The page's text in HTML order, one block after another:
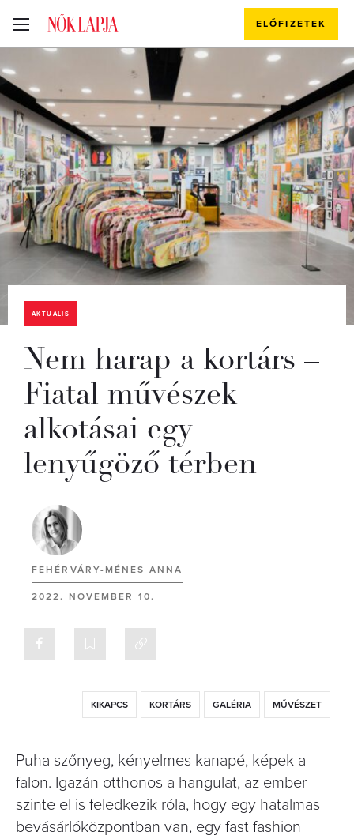
ELŐFIZETEK
AKTUÁLIS
Nem harap a kortárs –
Fiatal művészek
alkotásai egy
lenyűgöző térben
FEHÉRVÁRY-MÉNES ANNA
2022. NOVEMBER 10.
KIKAPCS KORTÁRS GALÉRIA MŰVÉSZET
Puha szőnyeg, kényelmes kanapé, képek a
falon. Igazán otthonos a hangulat, az ember
szinte el is feledkezik róla, hogy egy hatalmas
bevásárlóközpontban van, egy fast fashion